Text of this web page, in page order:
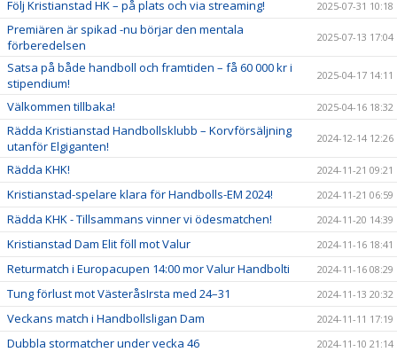
Följ Kristianstad HK – på plats och via streaming! 2025-07-31 10:18
Premiären är spikad -nu börjar den mentala
förberedelsen
2025-07-13 17:04
Satsa på både handboll och framtiden – få 60 000 kr i
stipendium!
2025-04-17 14:11
Välkommen tillbaka! 2025-04-16 18:32
Rädda Kristianstad Handbollsklubb – Korvförsäljning
utanför Elgiganten!
2024-12-14 12:26
Rädda KHK! 2024-11-21 09:21
Kristianstad-spelare klara för Handbolls-EM 2024! 2024-11-21 06:59
Rädda KHK - Tillsammans vinner vi ödesmatchen! 2024-11-20 14:39
Kristianstad Dam Elit föll mot Valur 2024-11-16 18:41
Returmatch i Europacupen 14:00 mor Valur Handbolti 2024-11-16 08:29
Tung förlust mot VästeråsIrsta med 24–31 2024-11-13 20:32
Veckans match i Handbollsligan Dam 2024-11-11 17:19
Dubbla stormatcher under vecka 46 2024-11-10 21:14